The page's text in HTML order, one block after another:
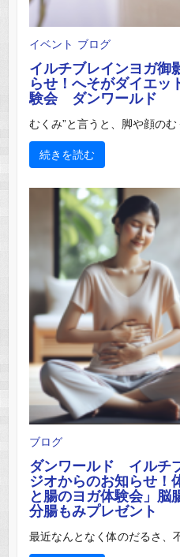
イベント ブログ
イルチブレインヨガ御
らせ！へそがダイエッ
験会 ダンワールド
むくみ”と言うと、脚や顔の
続きを読む
ブログ
ダンワールド イルチ
ジオからのお知らせ！
と腸のヨガ体験会」脳
分腸もみプレゼント
最近なんとなく体のだるさ、